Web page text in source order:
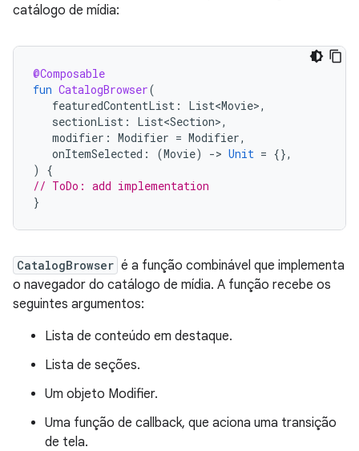
catálogo de mídia:
@Composable
fun CatalogBrowser(
featuredContentList : List<Movie>,
sectionList : List<Section>,
modifier : Modifier = Modifier,
onItemSelected : (Movie) -> Unit = {},
)
{
// ToDo: add implementation
}
CatalogBrowser é a função combinável que implementa
o navegador do catálogo de mídia. A função recebe os
seguintes argumentos:
Lista de conteúdo em destaque.
Lista de seções.
Um objeto Modifier.
Uma função de callback, que aciona uma transição
de tela.